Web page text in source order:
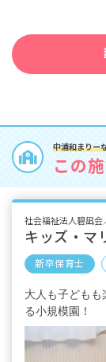
中浦和まりー
この
社会福祉法人碧凪会
キッズ・マ
新卒保育士
大人も子ども
る小規模園！